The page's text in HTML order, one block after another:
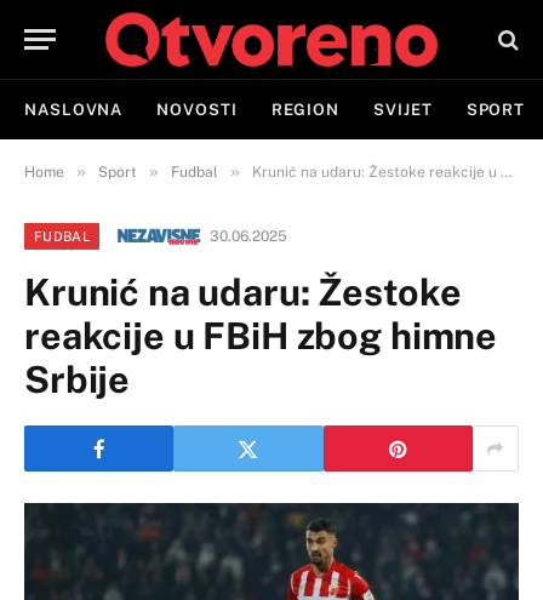
NASLOVNA NOVOSTI REGION SVIJET SPORT
Home » Sport » Fudbal » Krunić na udaru: Žestoke reakcije u FBiH zbog himne Srbije
FUDBAL 30.06.2025
Krunić na udaru: Žestoke
reakcije u FBiH zbog himne
Srbije